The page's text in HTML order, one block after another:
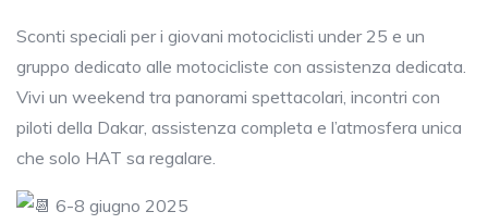
Sconti speciali per i giovani motociclisti under 25 e un
gruppo dedicato alle motocicliste con assistenza dedicata.
Vivi un weekend tra panorami spettacolari, incontri con
piloti della Dakar, assistenza completa e l’atmosfera unica
che solo HAT sa regalare.
6-8 giugno 2025